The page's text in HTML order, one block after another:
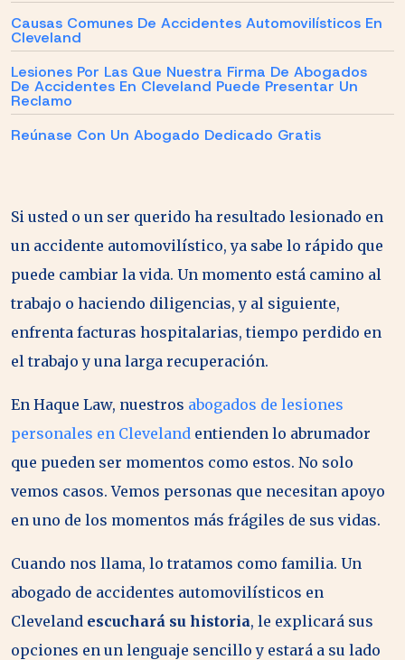
Causas Comunes De Accidentes Automovilísticos En
Cleveland
Lesiones Por Las Que Nuestra Firma De Abogados
De Accidentes En Cleveland Puede Presentar Un
Reclamo
Reúnase Con Un Abogado Dedicado Gratis
Si usted o un ser querido ha resultado lesionado en
un accidente automovilístico, ya sabe lo rápido que
puede cambiar la vida. Un momento está camino al
trabajo o haciendo diligencias, y al siguiente,
enfrenta facturas hospitalarias, tiempo perdido en
el trabajo y una larga recuperación.
En Haque Law, nuestros abogados de lesiones
personales en Cleveland entienden lo abrumador
que pueden ser momentos como estos. No solo
vemos casos. Vemos personas que necesitan apoyo
en uno de los momentos más frágiles de sus vidas.
Cuando nos llama, lo tratamos como familia. Un
abogado de accidentes automovilísticos en
Cleveland escuchará su historia, le explicará sus
opciones en un lenguaje sencillo y estará a su lado